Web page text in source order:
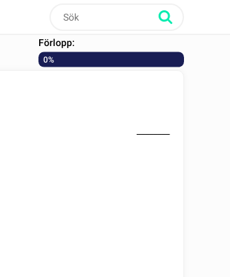
Förlopp:
0%